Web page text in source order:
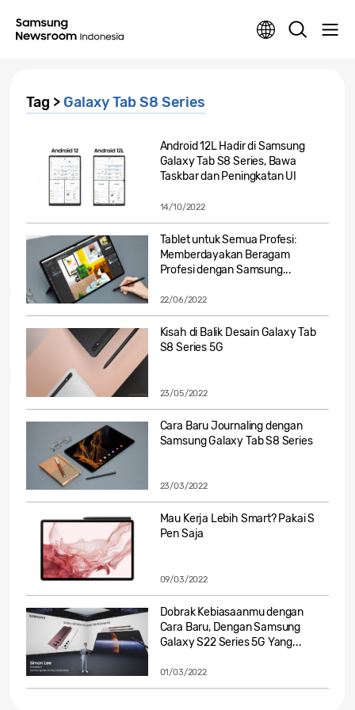
Tag > Galaxy Tab S8 Series
Android 12L Hadir di Samsung
Galaxy Tab S8 Series, Bawa
Taskbar dan Peningkatan UI
14/10/2022
Tablet untuk Semua Profesi:
Memberdayakan Beragam
Profesi dengan Samsung...
22/06/2022
Kisah di Balik Desain Galaxy Tab
S8 Series 5G
23/05/2022
Cara Baru Journaling dengan
Samsung Galaxy Tab S8 Series
23/03/2022
Mau Kerja Lebih Smart? Pakai S
Pen Saja
09/03/2022
Dobrak Kebiasaanmu dengan
Cara Baru, Dengan Samsung
Galaxy S22 Series 5G Yang...
01/03/2022